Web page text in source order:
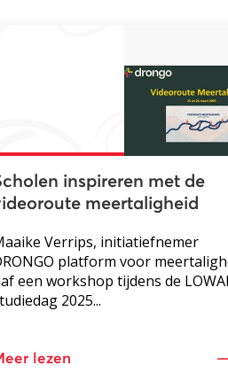
inspireren met de
meertaligheid
Verrips, initiatiefnemer
platform voor
een workshop tijdens de
2025...
lezen